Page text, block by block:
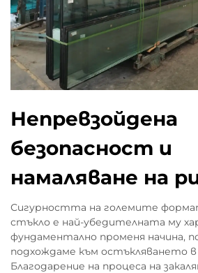
Непревзойдена
безопасност и
намаляване на
Сигурността на големите
стъкло е най-убедителната му
фундаментално променя начина,
подхождаме към остъкляването в
Благодарение на процеса на